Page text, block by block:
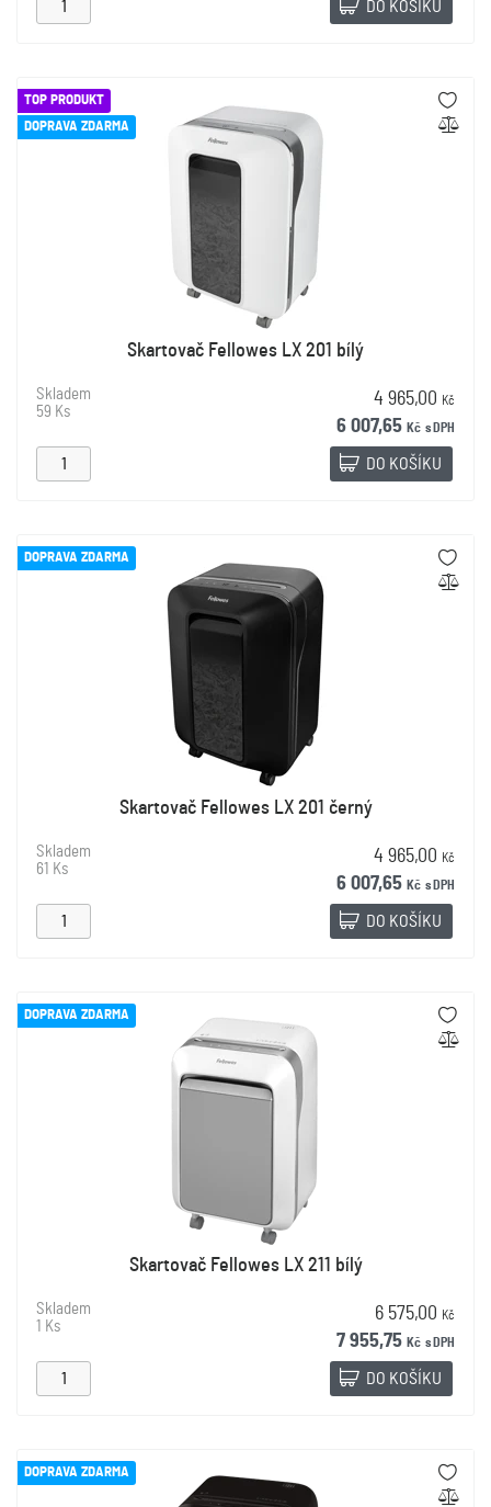
DO KOŠÍKU
TOP PRODUKT
DOPRAVA ZDARMA
Skartovač Fellowes LX 201 bílý
Skladem
59 Ks
4 965,00 Kč
6 007,65 Kč s DPH
DO KOŠÍKU
DOPRAVA ZDARMA
Skartovač Fellowes LX 201 černý
Skladem
61 Ks
4 965,00 Kč
6 007,65 Kč s DPH
DO KOŠÍKU
DOPRAVA ZDARMA
Skartovač Fellowes LX 211 bílý
Skladem
1 Ks
6 575,00 Kč
7 955,75 Kč s DPH
DO KOŠÍKU
DOPRAVA ZDARMA